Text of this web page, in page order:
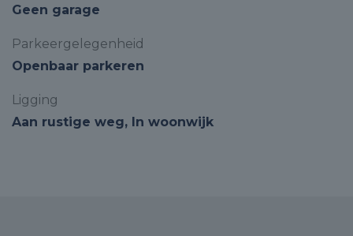
Geen garage
Parkeergelegenheid
Openbaar parkeren
Ligging
Aan rustige weg, In woonwijk